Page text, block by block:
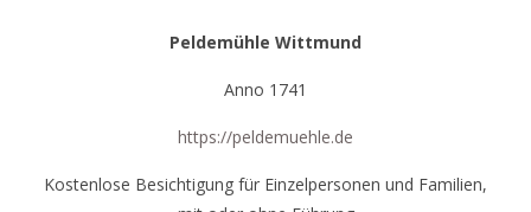
Peldemühle Wittmund
Anno 1741
https://peldemuehle.de
Kostenlose Besichtigung für Einzelpersonen und Familien,